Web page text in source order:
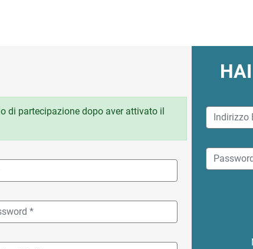
di partecipazione dopo aver attivato il